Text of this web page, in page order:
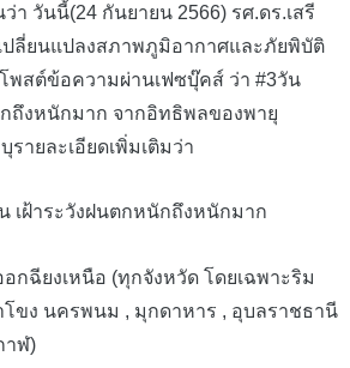
นนี้(24 กันยายน 2566) รศ.ดร.เสรี
ปลี่ยนแปลงสภาพภูมิอากาศและภัยพิบัติ
พสต์ข้อความผ่านเฟซบุ๊คส์ ว่า #3วัน
ถึงหนักมาก จากอิทธิพลของพายุ
ายละเอียดเพิ่มเติมว่า
เฝ้าระวังฝนตกหนักถึงหนักมาก
กฉียงเหนือ (ทุกจังหวัด โดยเฉพาะริม
ขง นครพนม , มุกดาหาร , อุบลราชธานี
าฬ)